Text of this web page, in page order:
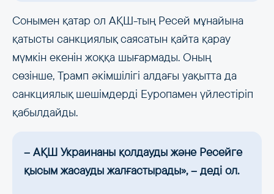
Сонымен қатар ол АҚШ-тың Ресей мұнайына
қатысты санкциялық саясатын қайта қарау
мүмкін екенін жоққа шығармады. Оның
сөзінше, Трамп әкімшілігі алдағы уақытта да
санкциялық шешімдерді Еуропамен үйлестіріп
қабылдайды.
– АҚШ Украинаны қолдауды және Ресейге
қысым жасауды жалғастырады», – деді ол.